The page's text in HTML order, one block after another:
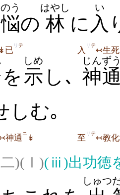
う
の 林
はやし
に 入
い
↡已 リ テ 入 リ テ↢生死
を 示
しめ
し､ 神
じんず
しむ｡
神通 ニ ↡ 至 リ テ↢教
)(Ⅰ)(ⅲ)出功徳
しゅつ